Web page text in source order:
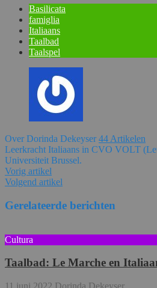
Basilicata
famiglia
Italiaans
Taalbad
Taalspel
Over Dorinda Dekeyser 44 Artikelen
Leerkracht Italiaans in CVO VOLT
Universiteit Brussel.
Vorig artikel
Volgend artikel
Gerelateerde berichten
Cultura
Taalbad: Le Marche en